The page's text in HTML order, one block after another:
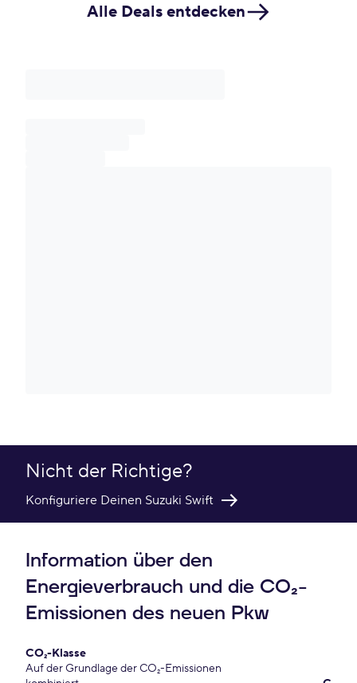
Alle Deals entdecken
Nicht der Richtige?
Konfiguriere Deinen Suzuki Swift
Information über den
Energieverbrauch und die CO₂-
Emissionen des neuen Pkw
CO₂-Klasse
Auf der Grundlage der CO₂-Emissionen